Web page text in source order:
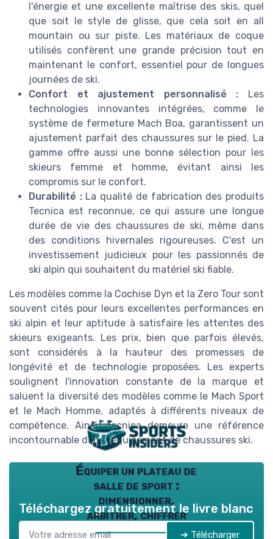
l'énergie et une excellente maîtrise des skis, quel
que soit le style de glisse, que cela soit en all
mountain ou sur piste. Les matériaux de coque
utilisés confèrent une grande précision tout en
maintenant le confort, essentiel pour de longues
journées de ski.
Confort et ajustement personnalisé : Les
technologies innovantes intégrées, comme le
système de fermeture Mach Boa, garantissent un
ajustement parfait des chaussures sur le pied. La
gamme offre aussi une bonne sélection pour les
skieurs femme et homme, évitant ainsi les
compromis sur le confort.
Durabilité :La qualité de fabrication des produits
Tecnica est reconnue, ce qui assure une longue
durée de vie des chaussures de ski, même dans
des conditions hivernales rigoureuses. C'est un
investissement judicieux pour les passionnés de
ski alpin qui souhaitent du matériel ski fiable.
Les modèles comme la Cochise Dyn et la Zero Tour sont
souvent cités pour leurs excellentes performances en
ski alpin et leur aptitude à satisfaire les attentes des
skieurs exigeants. Les prix, bien que parfois élevés,
sont considérés à la hauteur des promesses de
longévité et de technologie proposées. Les experts
soulignent l'innovation constante de la marque et
saluent la diversité des modèles comme le Mach Sport
et le Mach Homme, adaptés à différents niveaux de
compétence. Ainsi, Tecnica demeure une référence
incontournable dans l'équipement de chaussures ski.
Équiper un plateau de
salle de sport :
dimensionner,
arbitrer, chiffrer
Téléchargez gratuitement le livre blanc
➔ Télécharger